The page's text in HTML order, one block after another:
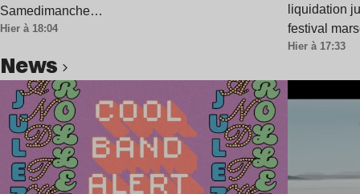
Samedimanche…
Hier à 18:04
liquidation
festival
Hier à 17:33
news
Lire l’article